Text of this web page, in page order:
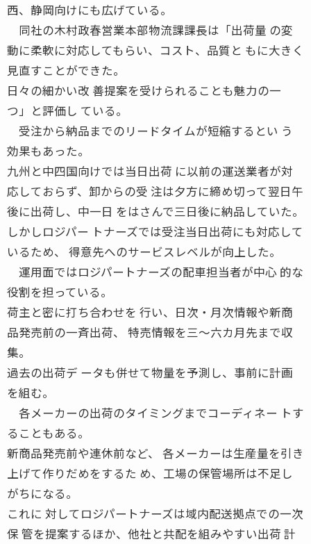
西、静岡向けにも広げている。
同社の木村政春営業本部物流課課長は「出荷量 の変
動に柔軟に対応してもらい、コスト、品質と もに大きく
見直すことができた。
日々の細かい改 善提案を受けられることも魅力の一
つ」と評価し ている。
受注から納品までのリードタイムが短縮するとい う
効果もあった。
九州と中四国向けでは当日出荷 に以前の運送業者が対
応しておらず、卸からの受 注は夕方に締め切って翌日午
後に出荷し、中一日 をはさんで三日後に納品していた。
しかしロジパー トナーズでは受注当日出荷にも対応して
いるため、 得意先へのサービスレベルが向上した。
運用面ではロジパートナーズの配車担当者が中心 的な
役割を担っている。
荷主と密に打ち合わせを 行い、日次・月次情報や新商
品発売前の一斉出荷、 特売情報を三〜六カ月先まで収
集。
過去の出荷デ ータも併せて物量を予測し、事前に計画
を組む。
各メーカーの出荷のタイミングまでコーディネー トす
ることもある。
新商品発売前や連休前など、 各メーカーは生産量を引き
上げて作りだめをするた め、工場の保管場所は不足し
がちになる。
これに 対してロジパートナーズは域内配送拠点での一次
保 管を提案するほか、他社と共配を組みやすい出荷 計